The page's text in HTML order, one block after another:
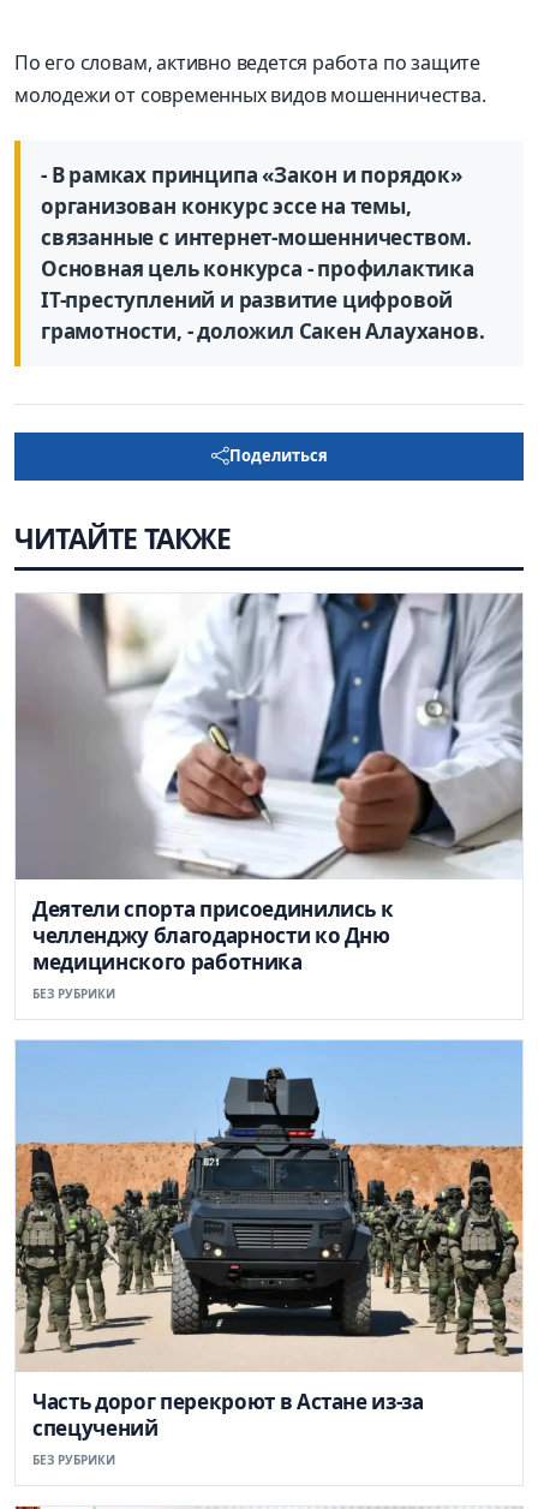
По его словам, активно ведется работа по защите
молодежи от современных видов мошенничества.
- В рамках принципа «Закон и порядок»
организован конкурс эссе на темы,
связанные с интернет-мошенничеством.
Основная цель конкурса - профилактика
IT-преступлений и развитие цифровой
грамотности, - доложил Сакен Алауханов.
Поделиться
ЧИТАЙТЕ ТАКЖЕ
Деятели спорта присоединились к
челленджу благодарности ко Дню
медицинского работника
БЕЗ РУБРИКИ
Часть дорог перекроют в Астане из-за
спецучений
БЕЗ РУБРИКИ